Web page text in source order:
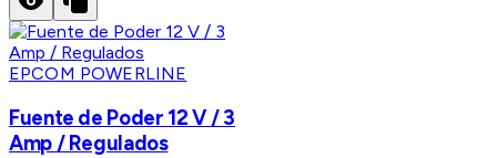
EPCOM POWERLINE
Fuente de Poder 12 V / 3
Amp / Regulados